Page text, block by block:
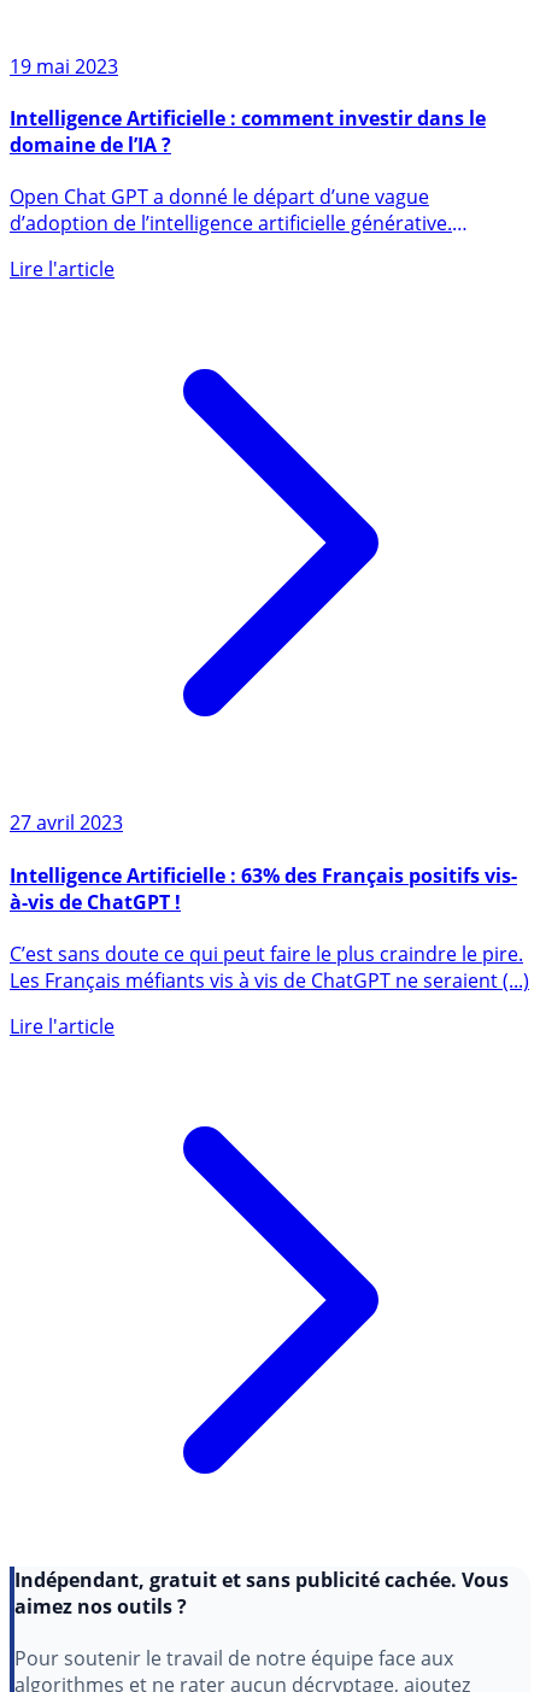
19 mai 2023
domaine de l’IA ?
d’adoption de l’intelligence artificielle générative.
27 avril 2023
à-vis de ChatGPT !
Les Français méfiants vis à vis de ChatGPT ne seraient (...)
aimez nos outils ?